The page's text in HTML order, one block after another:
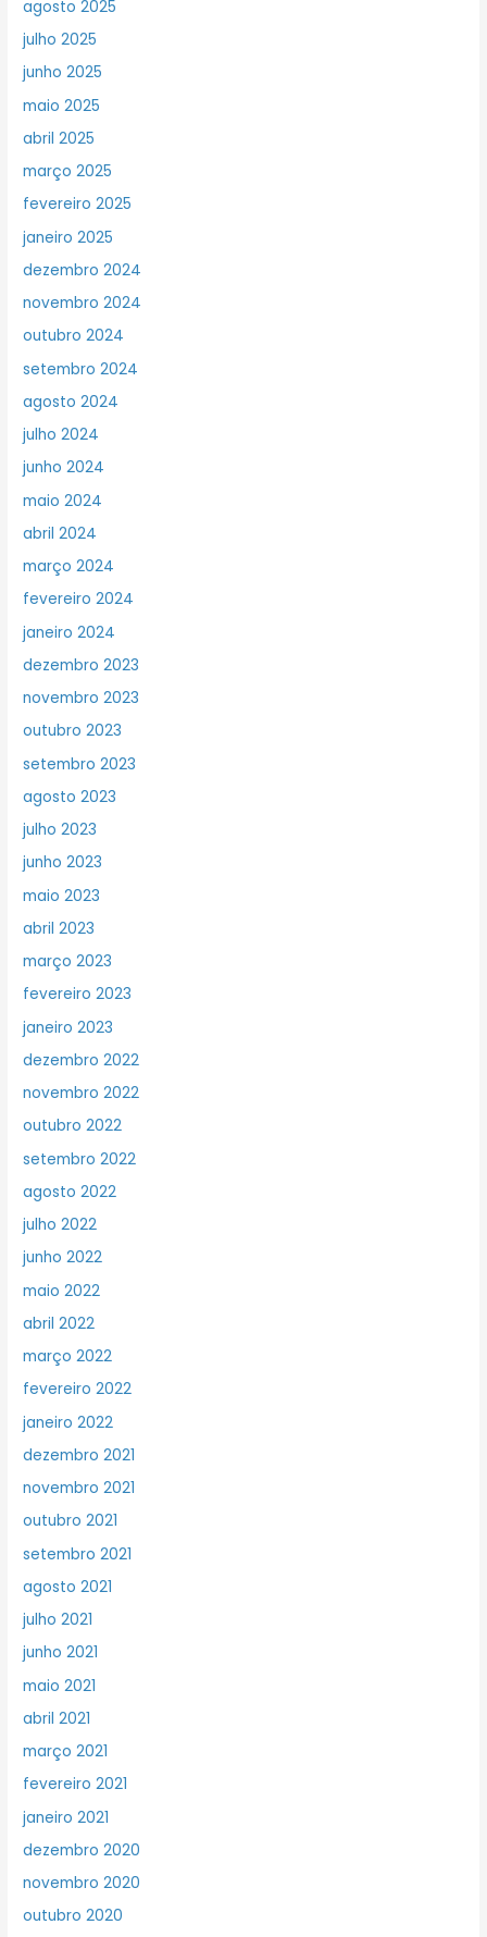
agosto 2025
julho 2025
junho 2025
maio 2025
abril 2025
março 2025
fevereiro 2025
janeiro 2025
dezembro 2024
novembro 2024
outubro 2024
setembro 2024
agosto 2024
julho 2024
junho 2024
maio 2024
abril 2024
março 2024
fevereiro 2024
janeiro 2024
dezembro 2023
novembro 2023
outubro 2023
setembro 2023
agosto 2023
julho 2023
junho 2023
maio 2023
abril 2023
março 2023
fevereiro 2023
janeiro 2023
dezembro 2022
novembro 2022
outubro 2022
setembro 2022
agosto 2022
julho 2022
junho 2022
maio 2022
abril 2022
março 2022
fevereiro 2022
janeiro 2022
dezembro 2021
novembro 2021
outubro 2021
setembro 2021
agosto 2021
julho 2021
junho 2021
maio 2021
abril 2021
março 2021
fevereiro 2021
janeiro 2021
dezembro 2020
novembro 2020
outubro 2020